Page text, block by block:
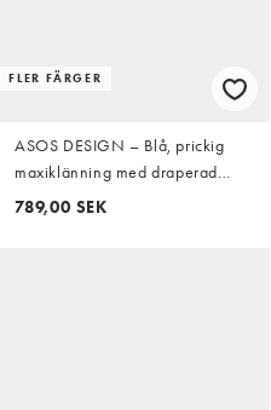
FLER FÄRGER
ASOS DESIGN – Blå, prickig
maxiklänning med draperad
ringning och scarfdetalj
789,00 SEK